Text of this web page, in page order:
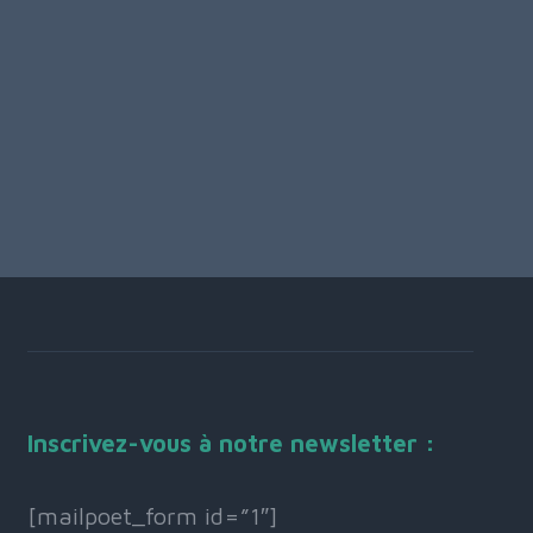
Inscrivez-vous à notre newsletter :
[mailpoet_form id=”1″]